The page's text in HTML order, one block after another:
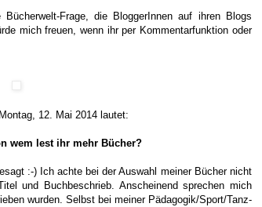
Bücherwelt-Frage, die BloggerInnen auf ihren Blogs
mich freuen, wenn ihr per Kommentarfunktion oder
12. Mai 2014 lautet:
wem lest ihr mehr Bücher?
:-) I ch achte bei der Auswahl meiner Bücher nicht
und Buchbeschrieb.Anscheinend sprechen mich
wurden. Selbst bei meiner Pädagogik/Sport/Tanz-